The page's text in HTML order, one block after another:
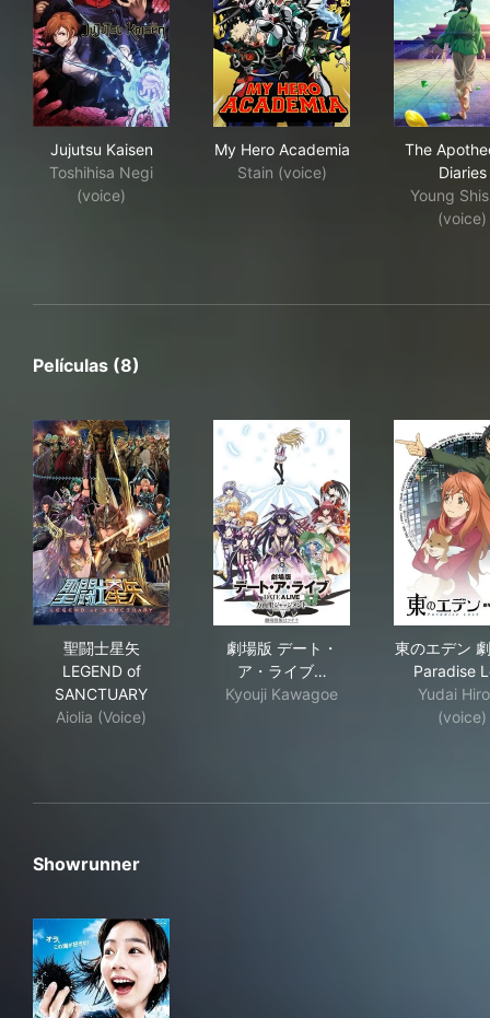
Jujutsu Kaisen
Toshihisa Negi
(voice)
My Hero Academia
Stain (voice)
The
Diaries
Young
(voice)
Películas (8)
聖闘士星矢
LEGEND of
SANCTUARY
Aiolia (Voice)
劇場版 デート・
ア・ライブ…
Kyouji Kawagoe
東のエデン
Paradise
Yudai
(voice)
Showrunner